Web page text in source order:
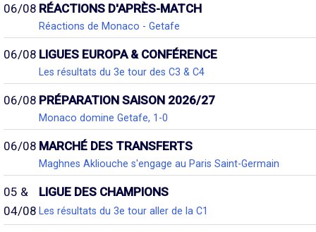
06/08 RÉACTIONS D'APRÈS-MATCH
Réactions de Monaco - Getafe
06/08 LIGUES EUROPA & CONFÉRENCE
Les résultats du 3e tour des C3 & C4
06/08 PRÉPARATION SAISON 2026/27
Monaco domine Getafe, 1-0
06/08 MARCHÉ DES TRANSFERTS
Maghnes Akliouche s'engage au Paris Saint-Germain
05 &
04/08
LIGUE DES CHAMPIONS
Les résultats du 3e tour aller de la C1